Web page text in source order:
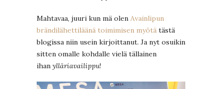
Mahtavaa, juuri kun mä olen Avainlipun
brändilähettiläänä toimimisen myötä tästä
blogissa niin usein kirjoittanut. Ja nyt osuikin
sitten omalle kohdalle vielä tällainen
ihan ylläriavailippu!